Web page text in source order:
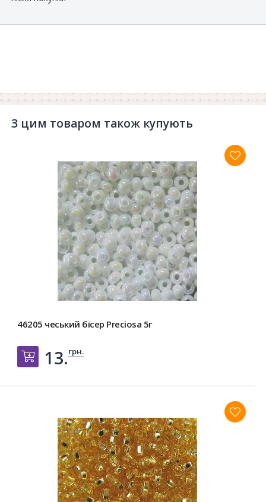
З цим товаром також купують
46205 чеський бісер Preciosa 5г
Добавить в корзину
13.грн.